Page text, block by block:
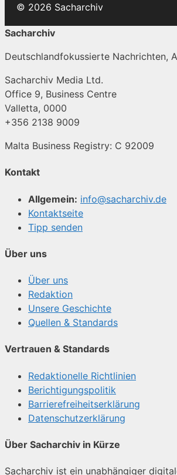
© 2026 Sacharchiv
Sacharchiv
Deutschlandfokussierte Nachrichten,
Sacharchiv Media Ltd.
Office 9, Business Centre
Valletta, 0000
+356 2138 9009
Malta Business Registry: C 92009
Kontakt
Allgemein: info@sacharchiv.de
Kontaktseite
Tipp senden
Über uns
Über uns
Redaktion
Unsere Geschichte
Quellen & Standards
Vertrauen & Standards
Redaktionelle Richtlinien
Berichtigungspolitik
Barrierefreiheitserklärung
Datenschutzerklärung
Über Sacharchiv in Kürze
Sacharchiv ist ein unabhängiger